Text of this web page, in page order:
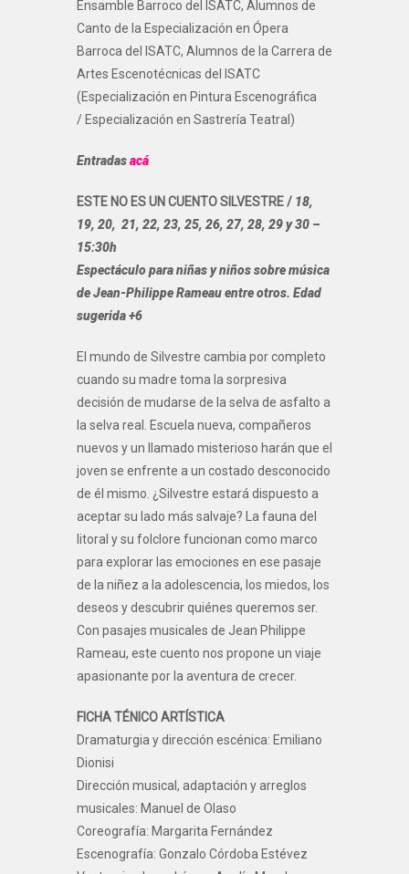
Ensamble Barroco del ISATC, Alumnos de
Canto de la Especialización en Ópera
Barroca del ISATC, Alumnos de la Carrera de
Artes Escenotécnicas del ISATC
(Especialización en Pintura Escenográfica
/ Especialización en Sastrería Teatral)
Entradasacá
ESTE NO ES UN CUENTO SILVESTRE / 18,
19, 20, 21, 22, 23, 25, 26, 27, 28, 29 y 30 –
15:30h
Espectáculo para niñas y niños sobre música
de Jean-Philippe Rameau entre otros. Edad
sugerida +6
El mundo de Silvestre cambia por completo
cuando su madre toma la sorpresiva
decisión de mudarse de la selva de asfalto a
la selva real. Escuela nueva, compañeros
nuevos y un llamado misterioso harán que el
joven se enfrente a un costado desconocido
de él mismo. ¿Silvestre estará dispuesto a
aceptar su lado más salvaje? La fauna del
litoral y su folclore funcionan como marco
para explorar las emociones en ese pasaje
de la niñez a la adolescencia, los miedos, los
deseos y descubrir quiénes queremos ser.
Con pasajes musicales de Jean Philippe
Rameau, este cuento nos propone un viaje
apasionante por la aventura de crecer.
FICHA TÉNICO ARTÍSTICA
Dramaturgia y dirección escénica: Emiliano
Dionisi
Dirección musical, adaptación y arreglos
musicales: Manuel de Olaso
Coreografía: Margarita Fernández
Escenografía: Gonzalo Córdoba Estévez